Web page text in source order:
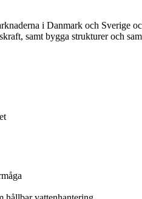
i Danmark och
samt bygga strukturer och